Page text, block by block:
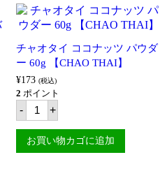
ン
シ
ッ
ト
ル
グ
ル
グ
ス
モ
ー
250g
【TIFFANY】
チャオタイ ココナッツ パウダ
ー 60g 【CHAO THAI】
¥173 (税込)
2 ポイント
- チ
ャ
オ
タ
イ
+
お買い物カゴに追加